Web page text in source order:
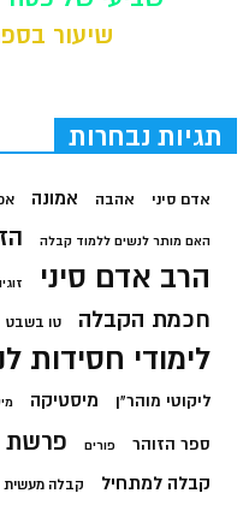
שיעור
תגיות נבחרות
אדם סיני אהבה אמונה
האם מותר לנשים ללמוד קבלה
הרב אדם סיני
חכמת הקבלה טו בשבט
לימודי חסידות
ליקוטי מוהר"ן מיסטיקה
ספר הזוהר פורים פרשת
קבלה למתחיל קבלה מעשית